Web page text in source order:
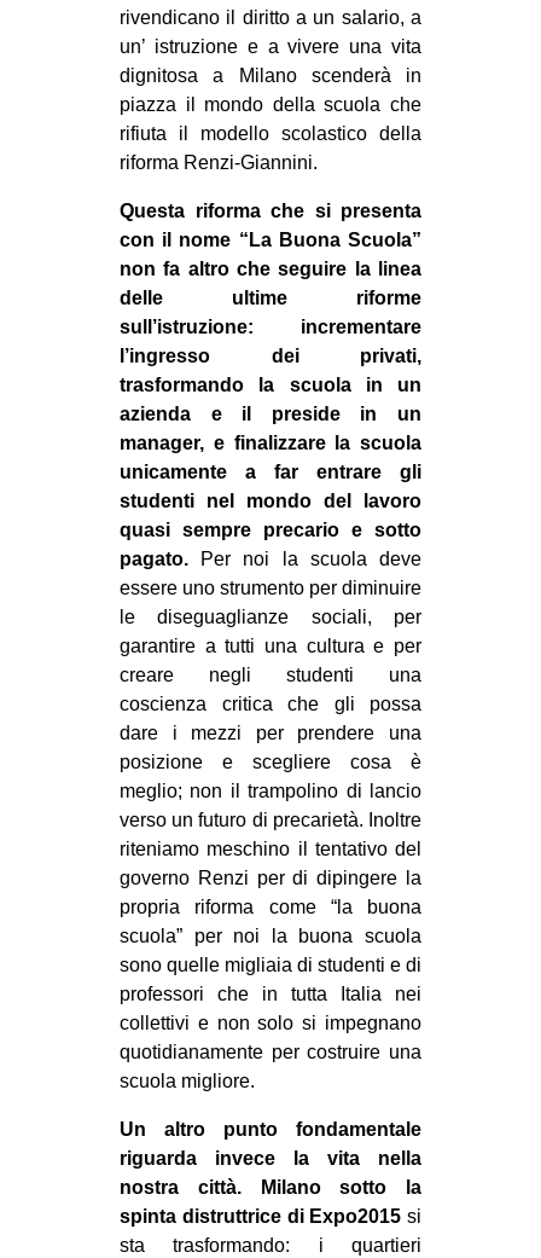
ESTREMO ORIENTE
EUROPA
MONDO
EVENTI
in
Fb
bsky
ms
SEARCH
rivendicano il diritto a un salario, a
un’ istruzione e a vivere una vita
dignitosa a Milano scenderà in
piazza il mondo della scuola che
rifiuta il modello scolastico della
riforma Renzi-Giannini.
Questa riforma che si presenta
con il nome “La Buona Scuola”
non fa altro che seguire la linea
delle ultime riforme
sull’istruzione: incrementare
l’ingresso dei privati,
trasformando la scuola in un
azienda e il preside in un
manager, e finalizzare la scuola
unicamente a far entrare gli
studenti nel mondo del lavoro
quasi sempre precario e sotto
pagato. Per noi la scuola deve
essere uno strumento per diminuire
le diseguaglianze sociali, per
garantire a tutti una cultura e per
creare negli studenti una
coscienza critica che gli possa
dare i mezzi per prendere una
posizione e scegliere cosa è
meglio; non il trampolino di lancio
verso un futuro di precarietà. Inoltre
riteniamo meschino il tentativo del
governo Renzi per di dipingere la
propria riforma come “la buona
scuola” per noi la buona scuola
sono quelle migliaia di studenti e di
professori che in tutta Italia nei
collettivi e non solo si impegnano
quotidianamente per costruire una
scuola migliore.
Un altro punto fondamentale
riguarda invece la vita nella
nostra città. Milano sotto la
spinta distruttrice di Expo2015 si
sta trasformando: i quartieri